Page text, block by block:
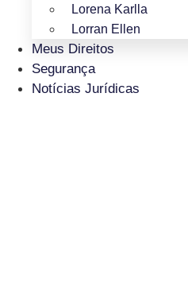
Lorena Karlla
Lorran Ellen
Meus Direitos
Segurança
Notícias Jurídicas